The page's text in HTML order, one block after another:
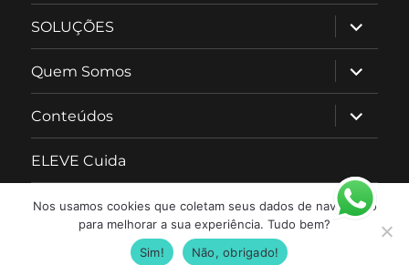
SOLUÇÕES
Quem Somos
Conteúdos
ELEVE Cuida
Nos usamos cookies que coletam seus dados de navegação
para melhorar a sua experiência. Tudo bem?
Sim!
Não, obrigado!